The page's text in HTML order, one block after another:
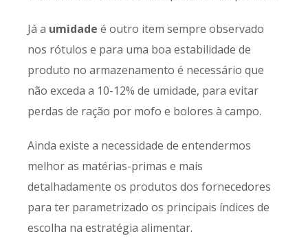
Já a umidade é outro item sempre observado
nos rótulos e para uma boa estabilidade de
produto no armazenamento é necessário que
não exceda a 10-12% de umidade, para evitar
perdas de ração por mofo e bolores à campo.
Ainda existe a necessidade de entendermos
melhor as matérias-primas e mais
detalhadamente os produtos dos fornecedores
para ter parametrizado os principais índices de
escolha na estratégia alimentar.